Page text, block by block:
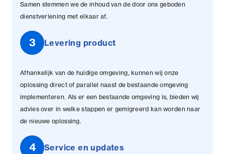
Samen stemmen we de inhoud van de door ons geboden
dienstverlening met elkaar af.
3 Levering product
Afhankelijk van de huidige omgeving, kunnen wij onze
oplossing direct of parallel naast de bestaande omgeving
implementeren. Als er een bestaande omgeving is, bieden wij
advies over in welke stappen er gemigreerd kan worden naar
de nieuwe oplossing.
4 Service en updates